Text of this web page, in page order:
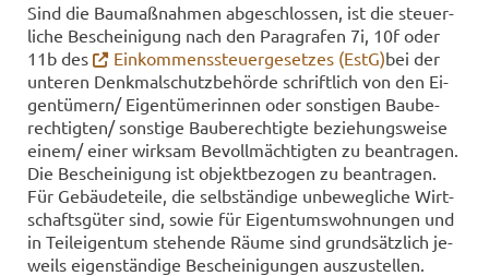
Sind die Bau­maß­nah­men ab­ge­schlos­sen, ist die steu­er­
li­che Be­schei­ni­gung nach den Pa­ra­gra­fen 7i, 10f oder
11b des
Ein­kom­mens­steu­er­ge­set­zes (EstG)bei der
un­te­ren Denk­mal­schutz­be­hör­de schrift­lich von den Ei­
gen­tü­mern/ Ei­gen­tü­me­rin­nen oder sons­ti­gen Bau­be­
rech­tig­ten/ sons­ti­ge Bau­be­rech­tig­te be­zie­hungs­wei­se
einem/ einer wirk­sam Be­voll­mäch­tig­ten zu be­an­tra­gen.
Die Be­schei­ni­gung ist ob­jekt­be­zo­gen zu be­an­tra­gen.
Für Ge­bäu­de­tei­le, die selb­stän­di­ge un­be­weg­li­che Wirt­
schafts­gü­ter sind, sowie für Ei­gen­tums­woh­nun­gen und
in Teil­ei­gen­tum ste­hen­de Räume sind grund­sätz­lich je­
weils ei­gen­stän­di­ge Be­schei­ni­gun­gen aus­zu­stel­len.